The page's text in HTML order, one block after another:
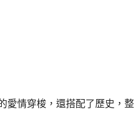
愛情穿梭，還搭配了歷史，整